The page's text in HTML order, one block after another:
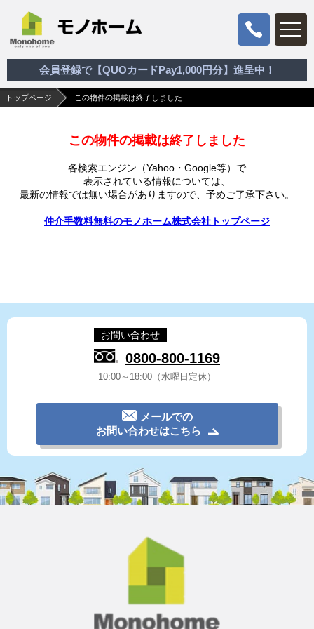
会員登録で【QUOカードPay1,000円分】進呈中！
トップページ この物件の掲載は終了しました
この物件の掲載は終了しました
各検索エンジン（Yahoo・Google等）で
表示されている情報については、
最新の情報では無い場合がありますので、 予めご了承下さい。
仲介手数料無料のモノホーム株式会社トップページ
お問い合わせ
0800-800-1169
10:00～18:00（水曜日定休）
メールでの
お問い合わせはこちら